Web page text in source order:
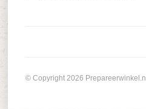
© Copyright 2026 Prepareerwinkel.nl